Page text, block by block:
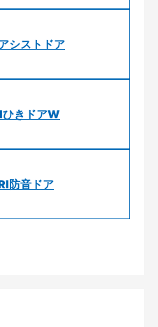
シストドア
きドアW
防音ドア